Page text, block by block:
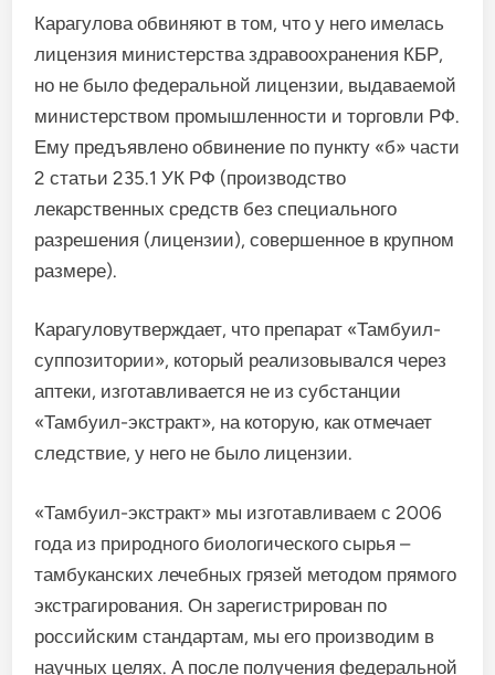
Карагулова обвиняют в том, что у него имелась
лицензия министерства здравоохранения КБР,
но не было федеральной лицензии, выдаваемой
министерством промышленности и торговли РФ.
Ему предъявлено обвинение по пункту «б» части
2 статьи 235.1 УК РФ (производство
лекарственных средств без специального
разрешения (лицензии), совершенное в крупном
размере).
Карагуловутверждает, что препарат «Тамбуил-
суппозитории», который реализовывался через
аптеки, изготавливается не из субстанции
«Тамбуил-экстракт», на которую, как отмечает
следствие, у него не было лицензии.
«Тамбуил-экстракт» мы изготавливаем с 2006
года из природного биологического сырья –
тамбуканских лечебных грязей методом прямого
экстрагирования. Он зарегистрирован по
российским стандартам, мы его производим в
научных целях. А после получения федеральной